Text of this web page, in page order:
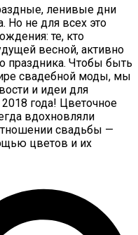
ленивые дни
Но не для всех это
те, кто
весной, активно
праздника. Чтобы быть
свадебной моды, мы
и идеи для
года! Цветочное
вдохновляли
свадьбы —
цветов и их